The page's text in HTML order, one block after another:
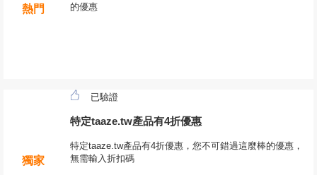
熱門
的優惠
獨家
已驗證
特定taaze.tw產品有4折優惠
特定taaze.tw產品有4折優惠，您不可錯過這麼棒的優惠，
無需輸入折扣碼